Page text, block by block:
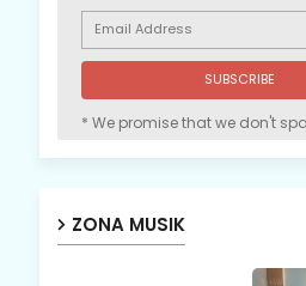
* We promise that we don't
ZONA MUSIK